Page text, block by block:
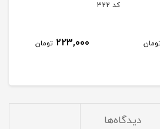
کد 322
223,000 تومان
دیدگاه‌ها